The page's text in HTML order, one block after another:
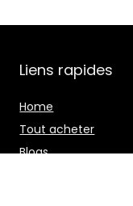
Liens rapides
Home
Tout acheter
Blogs